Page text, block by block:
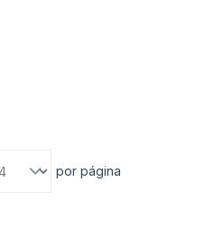
por página